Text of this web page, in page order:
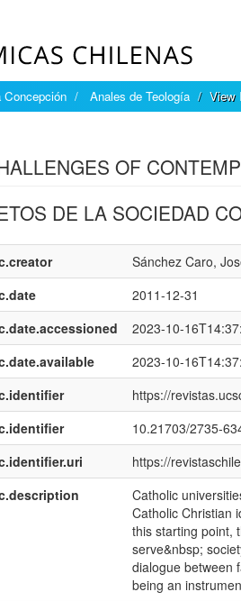
Anales de Teología View
OF
DE LA SOCIEDAD
Sánchez Caro,
2011-12-31
2023-10-
2023-10-
https://
10.21703/2735-
https://
Catholic
Catholic Christian
this starting point,
serve&nbsp;
dialogue between
being an